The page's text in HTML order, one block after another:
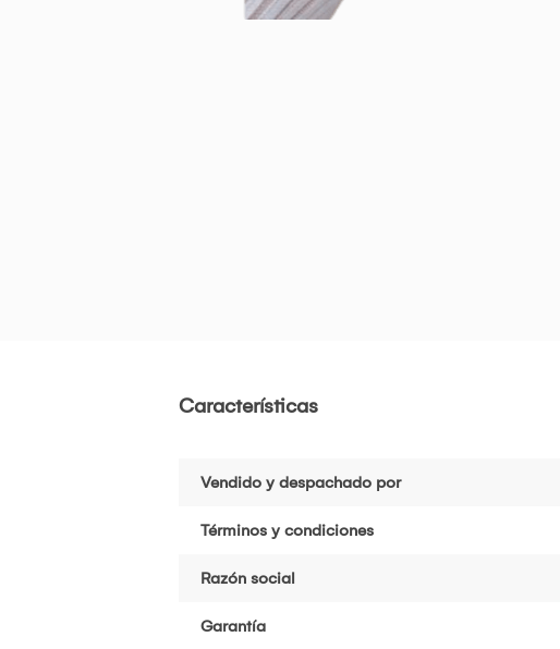
Características
Vendido y despachado por
Términos y condiciones
Razón social
Garantía